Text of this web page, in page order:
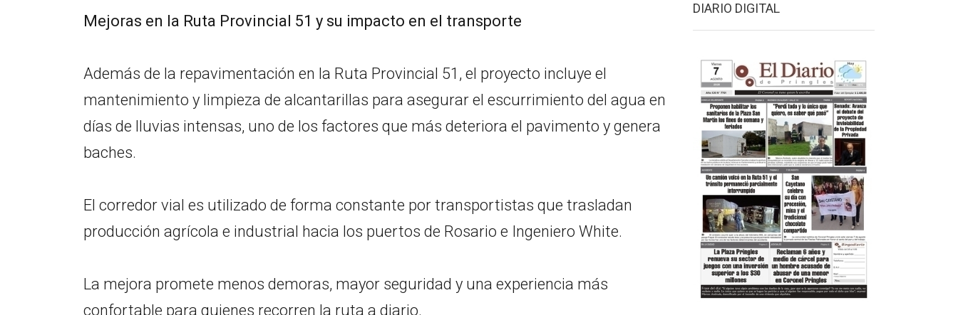
Mejoras en la Ruta Provincial 51 y su impacto en el transporte
Además de la repavimentación en la Ruta Provincial 51, el proyecto incluye el
mantenimiento y limpieza de alcantarillas para asegurar el escurrimiento del agua en
días de lluvias intensas, uno de los factores que más deteriora el pavimento y genera
baches.
El corredor vial es utilizado de forma constante por transportistas que trasladan
producción agrícola e industrial hacia los puertos de Rosario e Ingeniero White.
La mejora promete menos demoras, mayor seguridad y una experiencia más
confortable para quienes recorren la ruta a diario.
DIARIO DIGITAL